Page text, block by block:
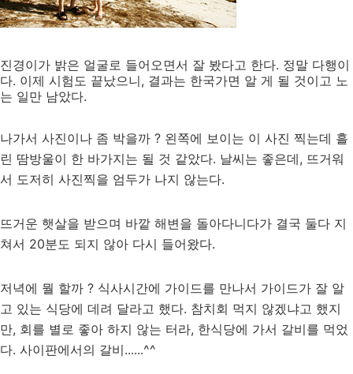
진경이가 밝은 얼굴로 들어오면서 잘 봤다고 한다. 정말 다행이
다. 이제 시험도 끝났으니, 결과는 한국가면 알 게 될 것이고 노
는 일만 남았다.
나가서 사진이나 좀 박을까 ? 왼쪽에 보이는 이 사진 찍는데 흘
린 땀방울이 한 바가지는 될 것 같았다. 날씨는 좋은데, 뜨거워
서 도저히 사진찍을 엄두가 나지 않는다.
뜨거운 햇살을 받으며 바깥 해변을 돌아다니다가 결국 둘다 지
쳐서 20분도 되지 않아 다시 들어왔다.
저녁에 뭘 할까 ? 식사시간에 가이드를 만나서 가이드가 잘 알
고 있는 식당에 데려 달라고 했다. 참치회 먹지 않겠냐고 했지
만, 회를 별로 좋아 하지 않는 터라, 한식당에 가서 갈비를 먹었
다. 사이판에서의 갈비......^^